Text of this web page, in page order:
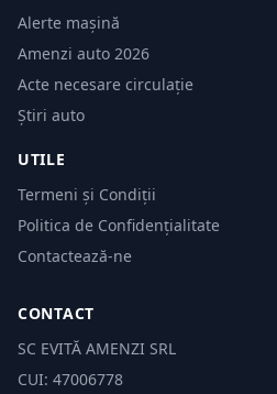
Alerte mașină
Amenzi auto 2026
Acte necesare circulație
Știri auto
UTILE
Termeni și Condiții
Politica de Confidențialitate
Contactează-ne
CONTACT
SC EVITĂ AMENZI SRL
CUI: 47006778